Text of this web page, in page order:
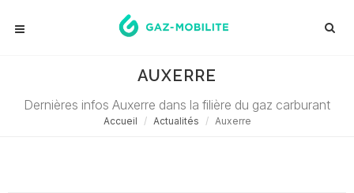
AUXERRE
Dernières infos Auxerre dans la filière du gaz carburant
Accueil Actualités Auxerre